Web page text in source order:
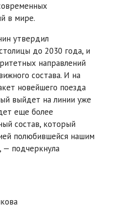
в мире.
утвердил
до 2030 года, и
направлений
состава. И на
новейшего поезда
выйдет на линии уже
еще более
состав, который
полюбившейся нашим
— подчеркнула